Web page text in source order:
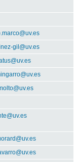
gil@uv.es